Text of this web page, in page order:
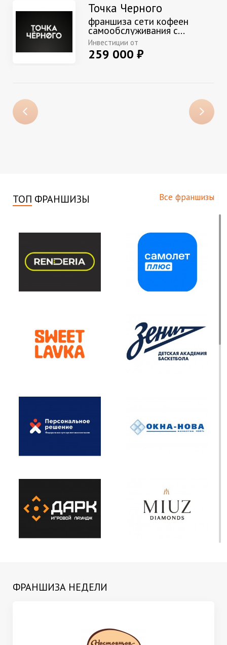
Точка Черного
франшиза сети кофеен
самообслуживания с...
Инвестиции от
259 000 ₽
ТОП ФРАНШИЗЫ Все франшизы
ФРАНШИЗА НЕДЕЛИ